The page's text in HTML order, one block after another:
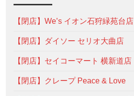
【閉店】We’s イオン石狩緑苑台店
【閉店】ダイソー セリオ大曲店
【閉店】セイコーマート 横新道店
【閉店】クレープ Peace & Love